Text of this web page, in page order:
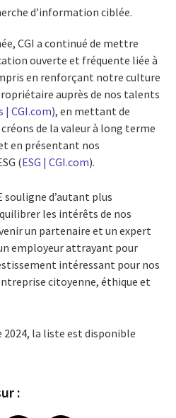
d’information ciblée.
CGI a continué de mettre
ouverte et fréquente liée à
en renforçant notre culture
auprès de nos talents
| CGI.com), en mettant de
de la valeur à long terme
en présentant nos
(ESG | CGI.com).
souligne d’autant plus
les intérêts de nos
un partenaire et un expert
employeur attrayant pour
intéressant pour nos
citoyenne, éthique et
2024, la liste est disponible
: